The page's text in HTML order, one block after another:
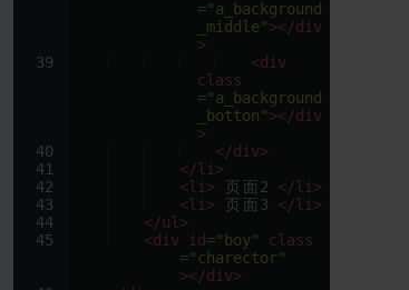
39
40
41
42
43
44
45
="a_background
_middle"></div
>
<div
class
="a_background
_botton"></div
>
</div>
</li >
<li > 页 面2 </li >
<li > 页 面3 </li >
</ul >
<div id="boy"
class
="charector"
></div>